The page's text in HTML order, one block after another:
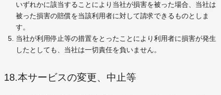
いずれかに該当することにより当社が損害を被った場合、当社は
被った損害の賠償を当該利用者に対して請求できるものとしま
す。
当社が利用停止等の措置をとったことにより利用者に損害が発生
したとしても、当社は一切責任を負いません。
18.本サービスの変更、中止等